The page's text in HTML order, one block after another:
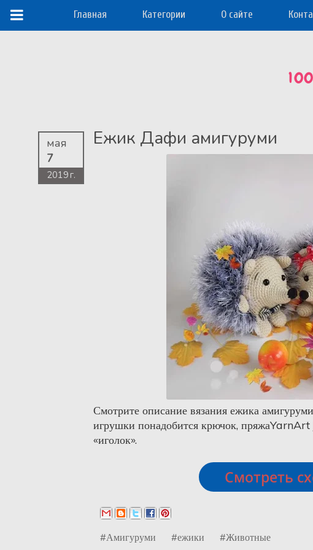
Главная Категории О сайте
Ежик Дафи амигуруми
мая
7
2019 г.
Смотрите описание вязания ежика
игрушки понадобится крючок,
«иголок».
Смотреть
#Амигуруми #ежики #Животные